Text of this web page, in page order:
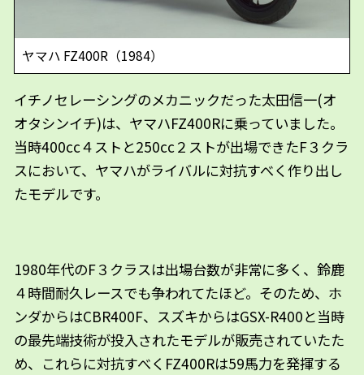
ヤマハ FZ400R（1984）
イチノセレーシングのメカニックだった太田信一(オ
オタシンイチ)は、ヤマハFZ400Rに乗っていました。
当時400cc４ストと250cc２ストが出場できたF３クラ
スにおいて、ヤマハがライバルに対抗すべく作り出し
たモデルです。
1980年代のF３クラスは出場台数が非常に多く、鈴鹿
４時間耐久レースでも争われてたほど。そのため、ホ
ンダからはCBR400F、スズキからはGSX-R400と当時
の最先端技術が投入されたモデルが販売されていたた
め、これらに対抗すべくFZ400Rは59馬力を発揮する